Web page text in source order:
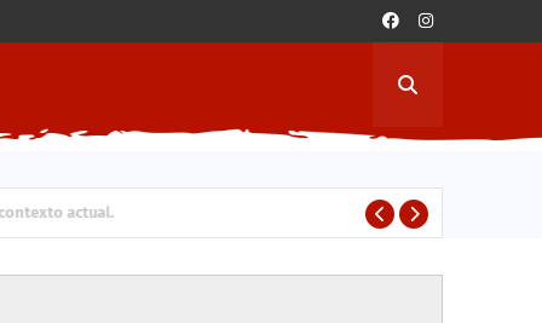
actual.